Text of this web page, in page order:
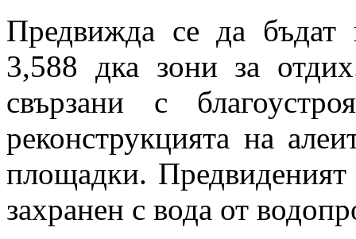
Предвижда се да бъдат
3,588 дка зони за
свързани с
реконструкцията на
площадки.
захранен с вода от